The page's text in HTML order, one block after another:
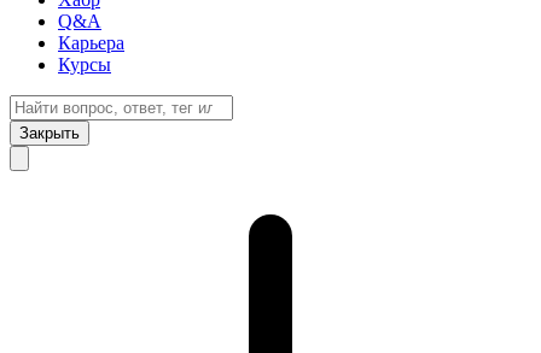
Q&A
Карьера
Курсы
Закрыть